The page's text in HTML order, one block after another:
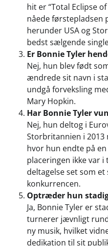
hit er “Total Eclipse
nåede førstepladsen
herunder USA og
bedst sælgende
Er Bonnie Tyler
Nej, hun blev født
ændrede sit navn i
undgå forveksling
Mary Hopkin.
Har Bonnie Tyler
Nej, hun deltog i
Storbritannien i 2013
hvor hun endte på en
placeringen ikke var
deltagelse set som
konkurrencen.
Optræder hun
Ja, Bonnie Tyler er
turnerer jævnligt
ny musik, hvilket
dedikation til sit